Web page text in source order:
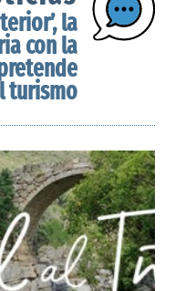
la
con la
turismo